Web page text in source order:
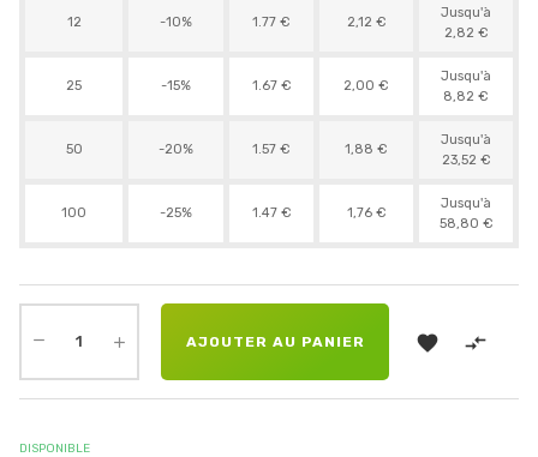
12 -10% 1.77 € 2,12 €
Jusqu'à
2,82 €
25 -15% 1.67 € 2,00 €
Jusqu'à
8,82 €
50 -20% 1.57 € 1,88 €
Jusqu'à
23,52 €
100 -25% 1.47 € 1,76 €
Jusqu'à
58,80 €
AJOUTER AU PANIER  
DISPONIBLE